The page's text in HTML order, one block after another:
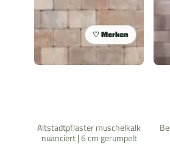
Altstadtpflaster muschelkalk
nuanciert | 6 cm gerumpelt
Merken